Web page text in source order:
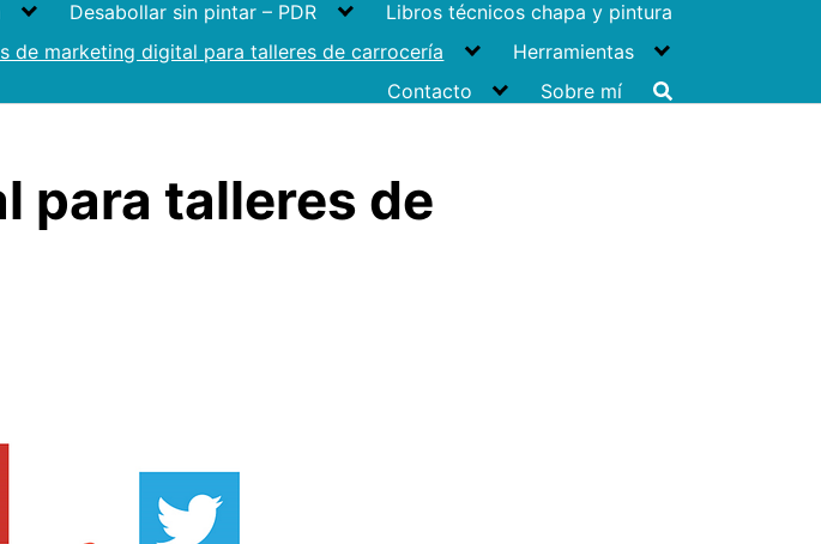
Desabollar sin pintar – PDR
Libros técnicos chapa y pintura
de marketing digital para talleres de carrocería
Herramientas
Contacto
Sobre mí
para talleres de